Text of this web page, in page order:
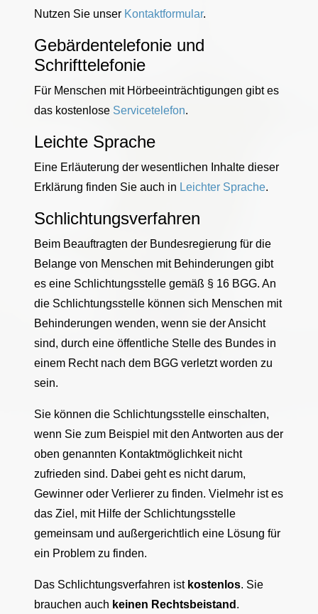
Nutzen Sie unser Kontaktformular.
Gebärdentelefonie und
Schrifttelefonie
Für Menschen mit Hörbeeinträchtigungen gibt es
das kostenlose Servicetelefon.
Leichte Sprache
Eine Erläuterung der wesentlichen Inhalte dieser
Erklärung finden Sie auch in Leichter Sprache.
Schlichtungsverfahren
Beim Beauftragten der Bundesregierung für die
Belange von Menschen mit Behinderungen gibt
es eine Schlichtungsstelle gemäß § 16 BGG. An
die Schlichtungsstelle können sich Menschen mit
Behinderungen wenden, wenn sie der Ansicht
sind, durch eine öffentliche Stelle des Bundes in
einem Recht nach dem BGG verletzt worden zu
sein.
Sie können die Schlichtungsstelle einschalten,
wenn Sie zum Beispiel mit den Antworten aus der
oben genannten Kontaktmöglichkeit nicht
zufrieden sind. Dabei geht es nicht darum,
Gewinner oder Verlierer zu finden. Vielmehr ist es
das Ziel, mit Hilfe der Schlichtungsstelle
gemeinsam und außergerichtlich eine Lösung für
ein Problem zu finden.
Das Schlichtungsverfahren ist kostenlos. Sie
brauchen auch keinen Rechtsbeistand .